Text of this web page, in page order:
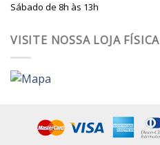
Sábado de 8h às 13h
VISITE NOSSA LOJA FÍSICA